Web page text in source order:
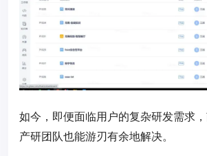
如今，即便面临用户的复杂研发需求
产研团队也能游刃有余地解决。